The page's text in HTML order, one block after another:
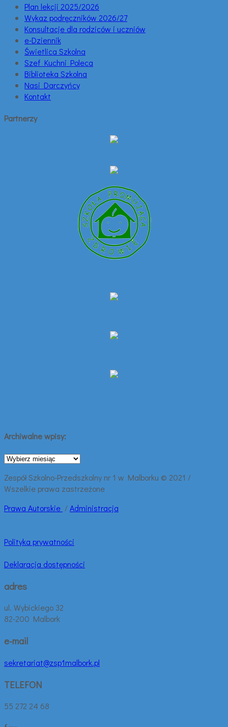
Plan lekcji 2025/2026
Wykaz podręczników 2026/27
Konsultacje dla rodziców i uczniów
e-Dziennik
Świetlica Szkolna
Szef Kuchni Poleca
Biblioteka Szkolna
Nasi Darczyńcy
Kontakt
Partnerzy
Archiwalne wpisy:
Archiwalne
Zespół Szkolno-Przedszkolny nr 1 w Malborku © 2021 /
Wszelkie prawa zastrzeżone
Prawa Autorskie /Administracja
Polityka prywatności
Deklaracja dostępności
adres
ul. Wybickiego 32
82-200 Malbork
e-mail
sekretariat@zsp1malbork.pl
TELEFON
55 272 24 68